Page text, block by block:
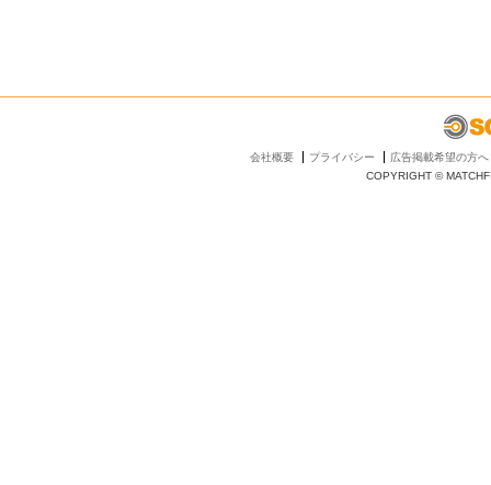
会社概要 プライバシー
広告掲載希望の方へ
COPYRIGHT ©